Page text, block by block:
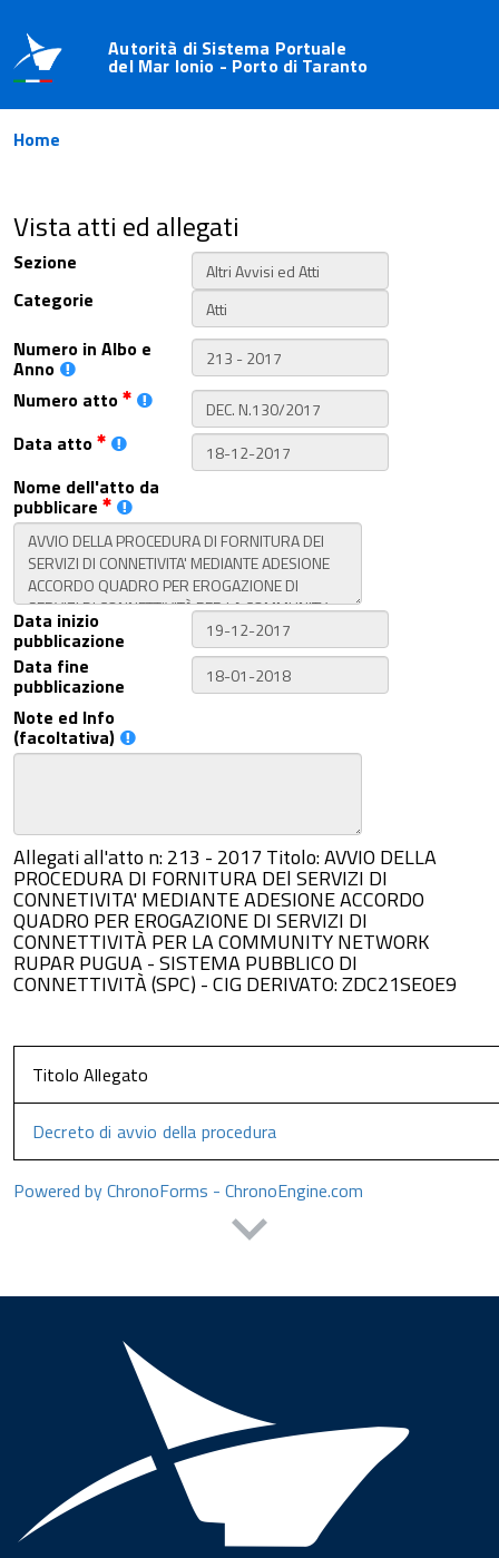
Autorità di Sistema Portuale
del Mar Ionio - Porto di Taranto
Home
Vista atti ed allegati
Sezione
Categorie
Numero in Albo e
Anno
Numero atto
Data atto
Nome dell'atto da
pubblicare
Data inizio
pubblicazione
Data fine
pubblicazione
Note ed Info
(facoltativa)
Allegati all'atto n: 213 - 2017 Titolo: AVVIO DELLA
PROCEDURA DI FORNITURA DEl SERVIZI DI
CONNETIVITA' MEDIANTE ADESIONE ACCORDO
QUADRO PER EROGAZIONE DI SERVIZI DI
CONNETTIVITÀ PER LA COMMUNITY NETWORK
RUPAR PUGUA - SISTEMA PUBBLICO DI
CONNETTIVITÀ (SPC) - CIG DERIVATO: ZDC21SEOE9
Titolo Allegato
Decreto di avvio della procedura
Powered by ChronoForms - ChronoEngine.com